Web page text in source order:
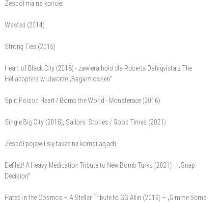
Zespół ma na koncie:
Wasted (2014)
Strong Ties (2016)
Heart of Black City (2018) - zawiera hołd dla Roberta Dahlqvista z The
Hellacopters w utworze „Bagarmossen"
Split Poison Heart / Bomb the World - Monsterace (2016)
Single Big City (2018), Sailors' Stories / Good Times (2021)
Zespół pojawił się także na kompilacjach:
Defiled! A Heavy Medication Tribute to New Bomb Turks (2021) – „Snap
Decision"
Hated in the Cosmos – A Stellar Tribute to GG Allin (2019) – „Gimme Some